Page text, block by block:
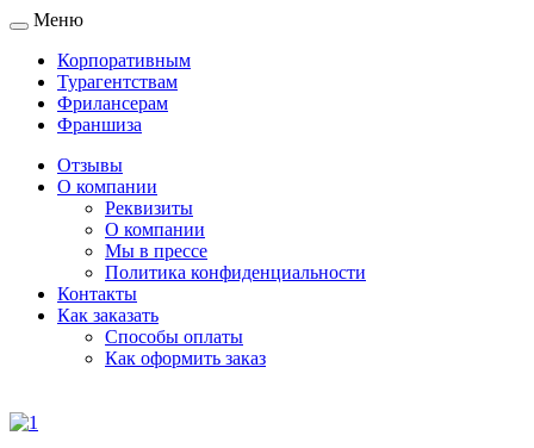
Toggle
navigation
Меню
Корпоративным
Турагентствам
Фрилансерам
Франшиза
Отзывы
О компании
Реквизиты
О компании
Мы в прессе
Политика конфиденциальности
Контакты
Как заказать
Способы оплаты
Как оформить заказ